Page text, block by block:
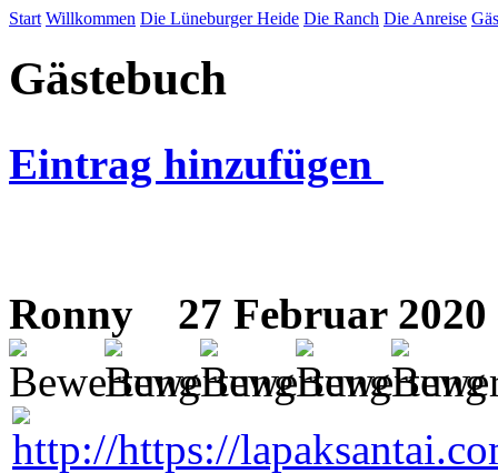
Start Willkommen Die Lüneburger Heide Die Ranch Die Anreise
Gästebuch
Eintrag hinzufügen
Ronny 27 Februar 2020